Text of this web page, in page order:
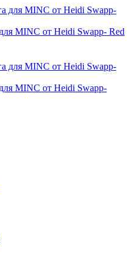
MINC от Heidi Swapp- Red
MINC от Heidi Swapp-